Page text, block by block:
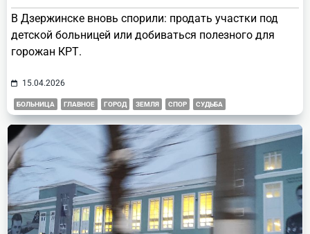
В Дзержинске вновь спорили: продать участки под
детской больницей или добиваться полезного для
горожан КРТ.
15.04.2026
БОЛЬНИЦА ГЛАВНОЕ ГОРОД ЗЕМЛЯ СПОР СУДЬБА